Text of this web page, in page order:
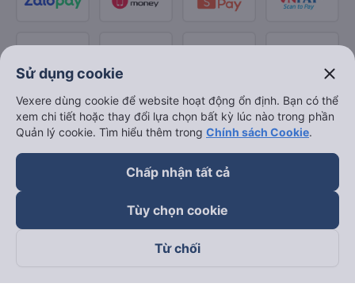
Theo dõi chúng tôi trên
Sử dụng cookie close
Vexere dùng cookie để website hoạt động ổn định. Bạn có thể
xem chi tiết hoặc thay đổi lựa chọn bất kỳ lúc nào trong phần
Quản lý cookie. Tìm hiểu thêm trong Chính sách Cookie.
Chấp nhận tất cả
Tùy chọn cookie
Từ chối